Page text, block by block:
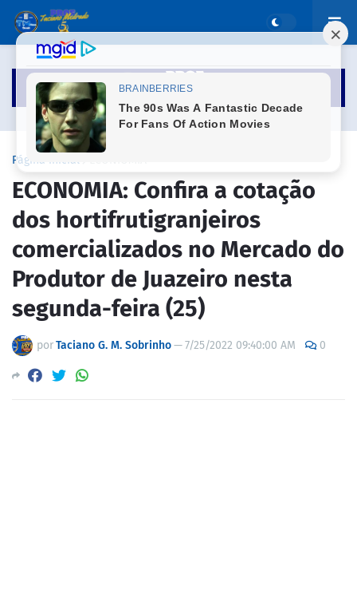
Página inicial
ECONOMIA: Confira a cotação
dos hortifrutigranjeiros
comercializados no Mercado do
Produtor de Juazeiro nesta
segunda-feira (25)
porTaciano G. M. Sobrinho—7/25/2022 09:40:00 AM 0